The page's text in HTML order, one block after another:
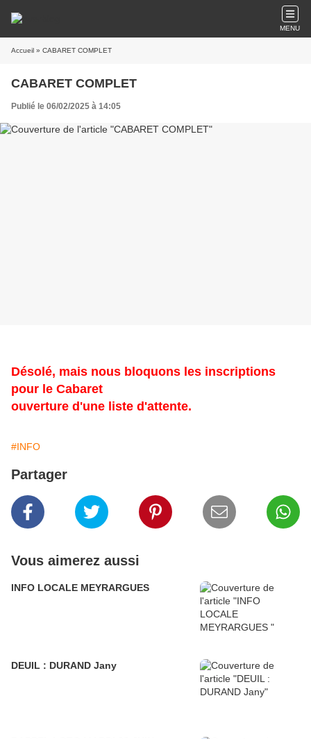
MENU
Accueil » CABARET COMPLET
CABARET COMPLET
Publié le 06/02/2025 à 14:05
Désolé, mais nous bloquons les inscriptions
pour le Cabaret
ouverture d'une liste d'attente.
#INFO
Partager
Vous aimerez aussi
INFO LOCALE MEYRARGUES
DEUIL : DURAND Jany